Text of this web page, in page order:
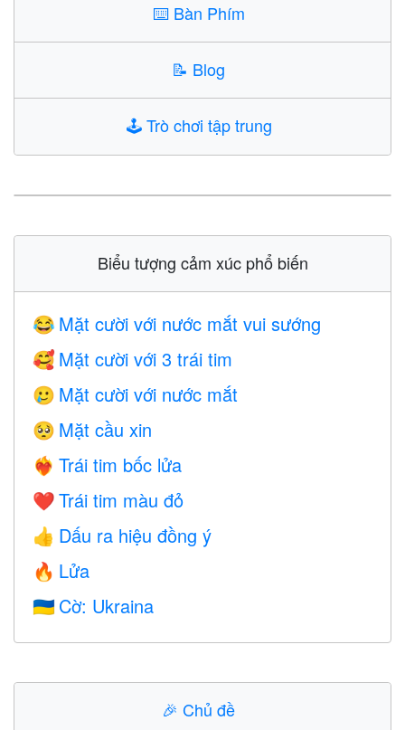
⌨️ Bàn Phím
📝 Blog
🕹️Trò chơi tập trung
Biểu tượng cảm xúc phổ biến
😂 Mặt cười với nước mắt vui sướng
🥰 Mặt cười với 3 trái tim
🥲 Mặt cười với nước mắt
🥺 Mặt cầu xin
❤️‍🔥 Trái tim bốc lửa
❤️ Trái tim màu đỏ
👍 Dấu ra hiệu đồng ý
🔥 Lửa
🇺🇦 Cờ: Ukraina
🎉 Chủ đề